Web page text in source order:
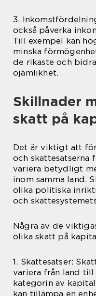
3.
också påverka
Till exempel kan
minska
de rikaste och
ojämlikhet.
Skillnader
skatt på
Det är viktigt att
och skattesatserna
variera betydligt
inom samma land.
olika politiska
och
Några av de
olika skatt på
1. Skattesatser:
variera från land
kategorin av
kan tillämpa en